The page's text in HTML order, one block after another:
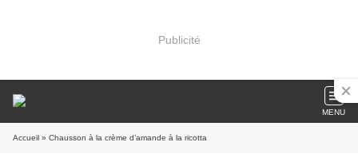
Publicité
MENU
Accueil » Chausson à la crème d’amande à la ricotta